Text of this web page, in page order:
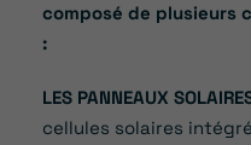
composé de plusieurs
:
LES PANNEAUX
cellules solaires